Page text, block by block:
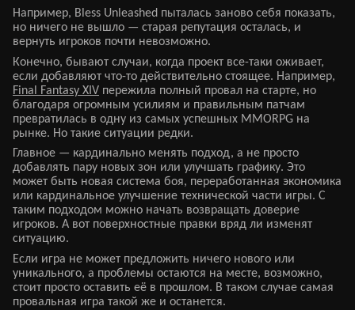
Например, Bless Unleashed пыталась заново себя показать,
но ничего не вышло — старая репутация осталась, и
вернуть игроков почти невозможно.
Конечно, бывают случаи, когда проект все-таки оживает,
если добавляют что-то действительно стоящее. Например,
Final Fantasy XIV пережила полный провал на старте, но
благодаря огромным усилиям и правильным патчам
превратилась в одну из самых успешных MMORPG на
рынке. Но такие ситуации редки.
Главное — кардинально менять подход, а не просто
добавлять пару новых зон или улучшать графику. Это
может быть новая система боя, переработанная экономика
или кардинальное улучшение технической части игры. С
таким подходом можно начать возвращать доверие
игроков. А вот поверхностные правки вряд ли изменят
ситуацию.
Если игра не может предложить ничего нового или
уникального, а проблемы остаются на месте, возможно,
стоит просто оставить её в прошлом. В таком случае самая
провальная игра такой же и останется.